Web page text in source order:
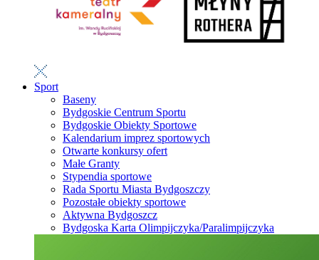
Sport
Baseny
Bydgoskie Centrum Sportu
Bydgoskie Obiekty Sportowe
Kalendarium imprez sportowych
Otwarte konkursy ofert
Małe Granty
Stypendia sportowe
Rada Sportu Miasta Bydgoszczy
Pozostałe obiekty sportowe
Aktywna Bydgoszcz
Bydgoska Karta Olimpijczyka/Paralimpijczyka